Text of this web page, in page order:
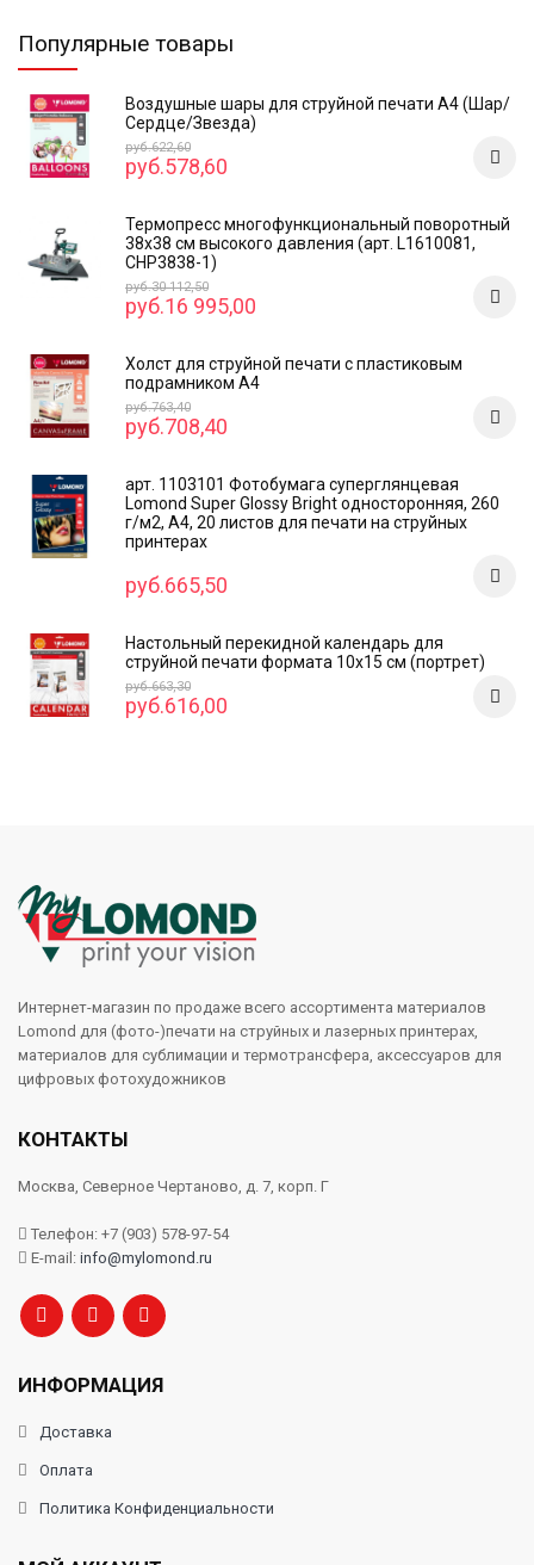
Популярные товары
Воздушные шары для струйной печати А4 (Шар/
Сердце/Звезда)
руб.622,60
руб.578,60
Термопресс многофункциональный поворотный
38х38 см высокого давления (арт. L1610081,
CHP3838-1)
руб.30 112,50
руб.16 995,00
Холст для струйной печати с пластиковым
подрамником А4
руб.763,40
руб.708,40
арт. 1103101 Фотобумага суперглянцевая
Lomond Super Glossy Bright односторонняя, 260
г/м2, А4, 20 листов для печати на струйных
принтерах
руб.665,50
Настольный перекидной календарь для
струйной печати формата 10x15 см (портрет)
руб.663,30
руб.616,00
Интернет-магазин по продаже всего ассортимента материалов
Lomond для (фото-)печати на струйных и лазерных принтерах,
материалов для сублимации и термотрансфера, аксессуаров для
цифровых фотохудожников
КОНТАКТЫ
Москва, Северное Чертаново, д. 7, корп. Г
Телефон: +7 (903) 578-97-54
E-mail: info@mylomond.ru
ИНФОРМАЦИЯ
Доставка
Оплата
Политика Конфиденциальности